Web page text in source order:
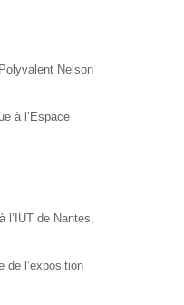
Nelson
à l’Espace
l’IUT de Nantes,
de l’exposition